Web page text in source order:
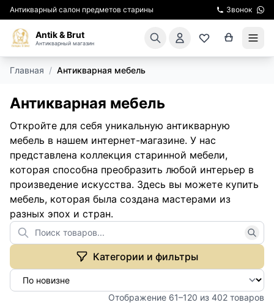
Антикварный салон предметов старины Звонок
Antik & Brut
Антикварный магазин
АРЕНДА МЕБЕЛИ
ПОДАРКИ
КИНОСЪЕМКА
ЭКСКУРСИИ
РЕСТАВРАЦИЯ
КУРСЫ ПО РЕСТАВРАЦИИ
КОНТАКТЫ
Главная / Антикварная мебель
Антикварная мебель
Откройте для себя уникальную антикварную
мебель в нашем интернет-магазине. У нас
представлена коллекция старинной мебели,
которая способна преобразить любой интерьер в
произведение искусства. Здесь вы можете купить
мебель, которая была создана мастерами из
разных эпох и стран.
Категории и фильтры
Отображение 61–120 из 402 товаров